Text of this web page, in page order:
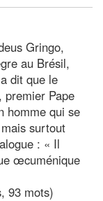
Gringo,
au Brésil,
dit que le
premier Pape
homme qui se
surtout
: « Il
œcuménique
93 mots)